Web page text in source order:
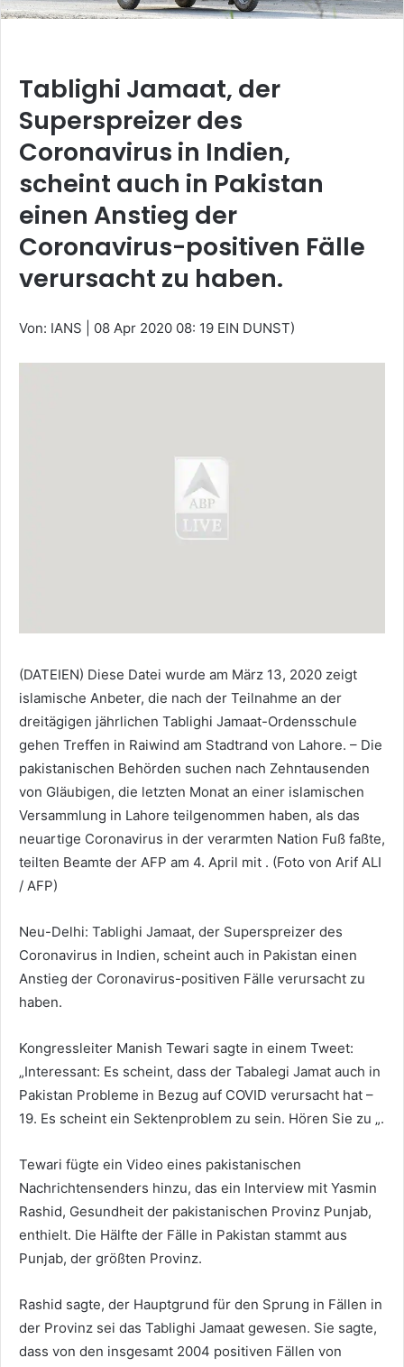
Tablighi Jamaat, der
Superspreizer des
Coronavirus in Indien,
scheint auch in Pakistan
einen Anstieg der
Coronavirus-positiven Fälle
verursacht zu haben.
Von: IANS 08 Apr 2020 08: 19 EIN DUNST)
(DATEIEN) Diese Datei wurde am März 13, 2020 zeigt
islamische Anbeter, die nach der Teilnahme an der
dreitägigen jährlichen Tablighi Jamaat-Ordensschule
gehen Treffen in Raiwind am Stadtrand von Lahore. – Die
pakistanischen Behörden suchen nach Zehntausenden
von Gläubigen, die letzten Monat an einer islamischen
Versammlung in Lahore teilgenommen haben, als das
neuartige Coronavirus in der verarmten Nation Fuß faßte,
teilten Beamte der AFP am 4. April mit . (Foto von Arif ALI
/ AFP)
Neu-Delhi: Tablighi Jamaat, der Superspreizer des
Coronavirus in Indien, scheint auch in Pakistan einen
Anstieg der Coronavirus-positiven Fälle verursacht zu
haben.
Kongressleiter Manish Tewari sagte in einem Tweet:
„Interessant: Es scheint, dass der Tabalegi Jamat auch in
Pakistan Probleme in Bezug auf COVID verursacht hat –
19. Es scheint ein Sektenproblem zu sein. Hören Sie zu „.
Tewari fügte ein Video eines pakistanischen
Nachrichtensenders hinzu, das ein Interview mit Yasmin
Rashid, Gesundheit der pakistanischen Provinz Punjab,
enthielt. Die Hälfte der Fälle in Pakistan stammt aus
Punjab, der größten Provinz.
Rashid sagte, der Hauptgrund für den Sprung in Fällen in
der Provinz sei das Tablighi Jamaat gewesen. Sie sagte,
dass von den insgesamt 2004 positiven Fällen von